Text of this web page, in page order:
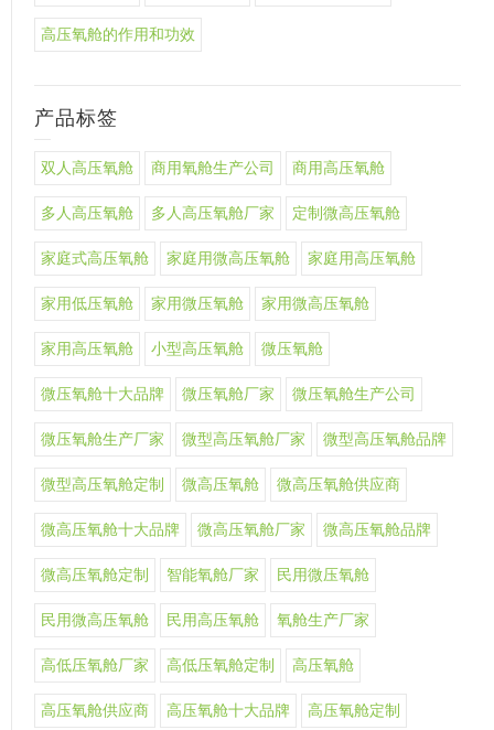
高压氧舱的作用和功效
产品标签
双人高压氧舱 商用氧舱生产公司 商用高压氧舱
多人高压氧舱 多人高压氧舱厂家 定制微高压氧舱
家庭式高压氧舱 家庭用微高压氧舱 家庭用高压氧舱
家用低压氧舱 家用微压氧舱 家用微高压氧舱
家用高压氧舱 小型高压氧舱 微压氧舱
微压氧舱十大品牌 微压氧舱厂家 微压氧舱生产公司
微压氧舱生产厂家 微型高压氧舱厂家 微型高压氧舱品牌
微型高压氧舱定制 微高压氧舱 微高压氧舱供应商
微高压氧舱十大品牌 微高压氧舱厂家 微高压氧舱品牌
微高压氧舱定制 智能氧舱厂家 民用微压氧舱
民用微高压氧舱 民用高压氧舱 氧舱生产厂家
高低压氧舱厂家 高低压氧舱定制 高压氧舱
高压氧舱供应商 高压氧舱十大品牌 高压氧舱定制